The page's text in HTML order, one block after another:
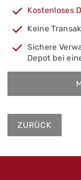
Kostenloses
Keine
Sichere
Depot bei
ZURÜCK